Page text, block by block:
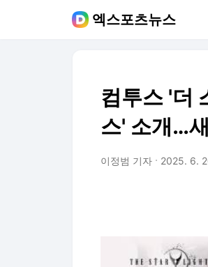
엑스포츠뉴스
컴투스 '더
스' 소개…
이정범 기자 2025. 6.